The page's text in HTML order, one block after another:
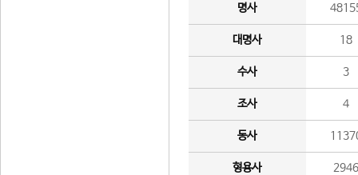
명사
대명사 18
수사 3
조사 4
동사
형용사 2946